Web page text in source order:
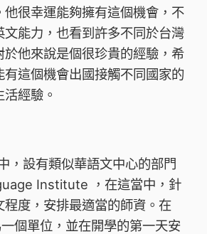
他很幸運能夠擁有這個機會，不
文能力，也看到許多不同於台灣
於他來說是個很珍貴的經驗，希
這個機會出國接觸不同國家的
經驗。
，設有類似華語文中心的部門
Institute ，在這當中，針
程度，安排最適當的師資。在
個單位，並在開學的第一天安